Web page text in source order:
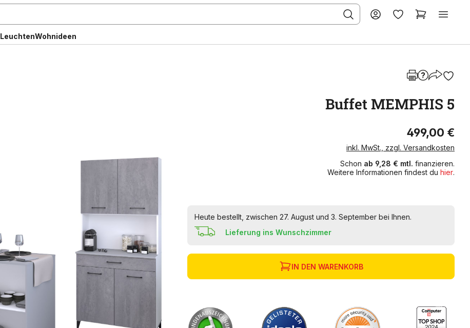
LeuchtenWohnideen
Buffet MEMPHIS 5
499,00 €
inkl. MwSt., zzgl. Versandkosten
Schon ab 9,28 € mtl. finanzieren.
Weitere Informationen findest du hier.
Heute bestellt, zwischen 27. August und 3. September bei Ihnen.
Lieferung ins Wunschzimmer
IN DEN WARENKORB